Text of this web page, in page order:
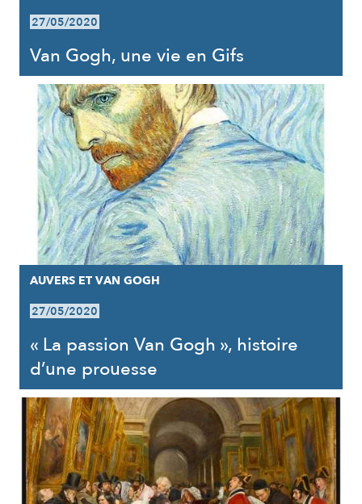
27/05/2020
Van Gogh, une vie en Gifs
AUVERS ET VAN GOGH
27/05/2020
« La passion Van Gogh », histoire
d’une prouesse